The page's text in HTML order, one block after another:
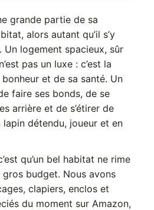
grande partie de sa
alors autant qu’il s’y
Un logement spacieux, sûr
pas un luxe : c’est la
et de sa santé. Un
faire ses bonds, de se
arrière et de s’étirer de
détendu, joueur et en
qu’un bel habitat ne rime
budget. Nous avons
clapiers, enclos et
du moment sur Amazon,